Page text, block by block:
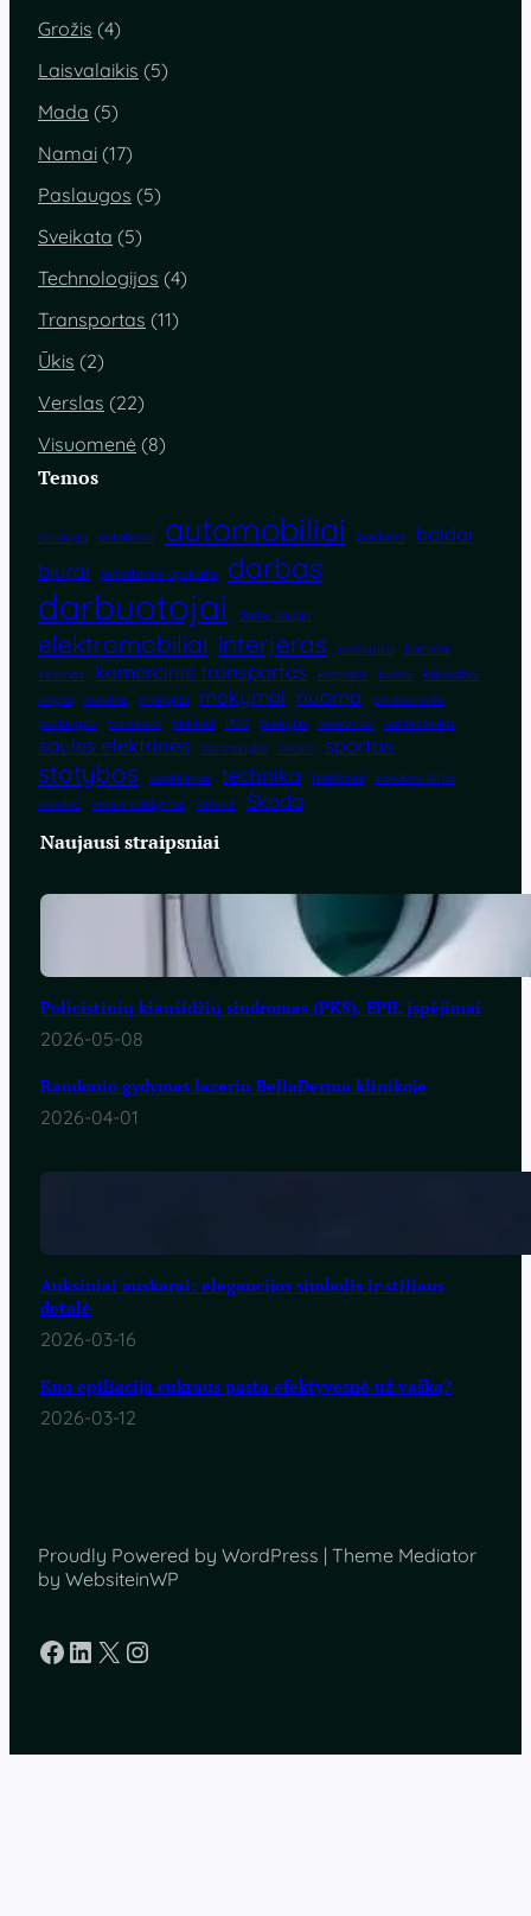
Grožis (4)
Laisvalaikis (5)
Mada (5)
Namai (17)
Paslaugos (5)
Sveikata (5)
Technologijos (4)
Transportas (11)
Ūkis (2)
Verslas (22)
Visuomenė (8)
Temos
apsauga autobusai automobiliai baidarės
baldai
biurai
buhalterinė apskaita darbas
darbuotojai darbų sauga
elektromobiliai interjeras juvelyrika
kaminai
kelionės
komercinis transportas krepšinis kursai
laikrodžiai
langai
maistas mokykla mokymai nuoma
parduotuvės
paslaugos
patiekalai pirkiniai POS prekyba remontas santechnika
saulės elektrinės savivaldybė skolos sportas
statybos supirkimas technika traktoriai
vandens filtrai
vanduo
verslo valdymas virtuvė Škoda
Naujausi straipsniai
Policistinių kiaušidžių sindromas (PKS). EPIL įspėjimai
2026-05-08
Raudonio gydymas lazeriu BellaDerma klinikoje
2026-04-01
Auksiniai auskarai: elegancijos simbolis ir stiliaus
detalė
2026-03-16
Kuo epiliacija cukraus pasta efektyvesnė už vašką?
2026-03-12
Proudly Powered by WordPress | Theme Mediator
by WebsiteinWP
Facebook
LinkedIn
X Instagram